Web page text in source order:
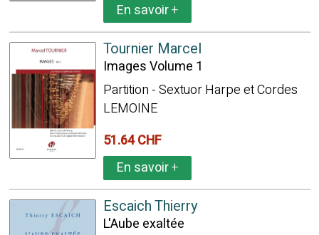
En savoir+
Tournier Marcel
Images Volume 1
Partition - Sextuor Harpe et Cordes
LEMOINE
51.64 CHF
En savoir+
Escaich Thierry
L'Aube exaltée